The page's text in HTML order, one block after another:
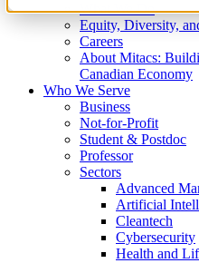
What We Do
Equity, Diversity,
Careers
About Mitacs:
Canadian Economy
Who We Serve
Business
Not-for-Profit
Student & Postdoc
Professor
Sectors
Advanced
Artificial
Cleantech
Cybersecurity
Health and